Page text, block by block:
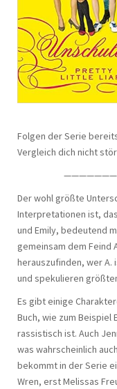
Folgen der Serie
Vergleich dich nicht
Der wohl größte
Interpretationen ist,
und Emily, bedeutend
gemeinsam dem Feind
herauszufinden, wer A.
und spekulieren
Es gibt einige
Buch, wie zum Beispiel
rassistisch ist. Auch
was wahrscheinlich
bekommt in der Serie
Wren, erst Melissas